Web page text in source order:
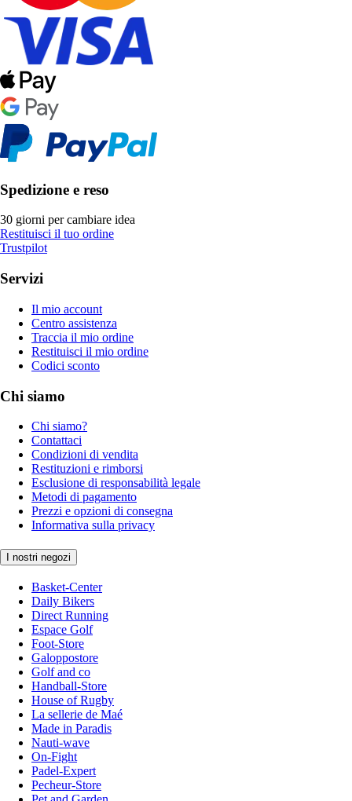
Spedizione e reso
30 giorni per cambiare idea
Restituisci il tuo ordine
Trustpilot
Servizi
Il mio account
Centro assistenza
Traccia il mio ordine
Restituisci il mio ordine
Codici sconto
Chi siamo
Chi siamo?
Contattaci
Condizioni di vendita
Restituzioni e rimborsi
Esclusione di responsabilità legale
Metodi di pagamento
Prezzi e opzioni di consegna
Informativa sulla privacy
I nostri negozi
Basket-Center
Daily Bikers
Direct Running
Espace Golf
Foot-Store
Galoppostore
Golf and co
Handball-Store
House of Rugby
La sellerie de Maé
Made in Paradis
Nauti-wave
On-Fight
Padel-Expert
Pecheur-Store